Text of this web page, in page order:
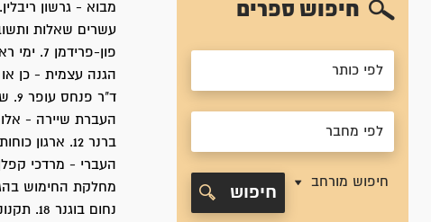
חיפוש ספרים
חיפוש מורחב
חיפוש
פון-